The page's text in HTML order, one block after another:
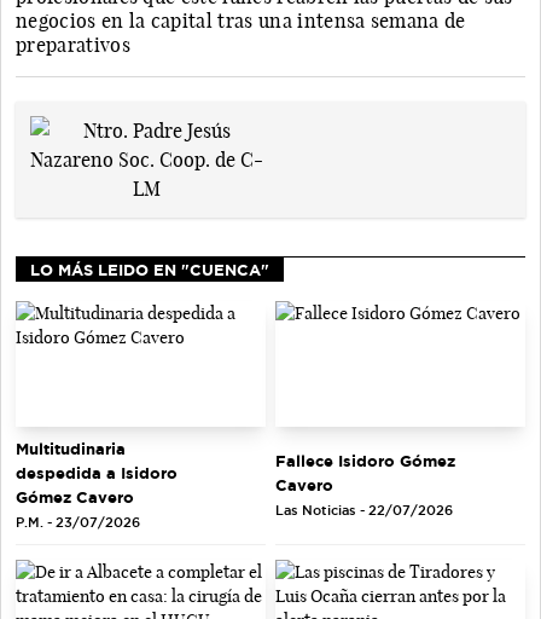
negocios en la capital tras una intensa semana de
preparativos
LO MÁS LEIDO EN "CUENCA"
Multitudinaria
despedida a Isidoro
Gómez Cavero
P.M. - 23/07/2026
Fallece Isidoro Gómez
Cavero
Las Noticias - 22/07/2026